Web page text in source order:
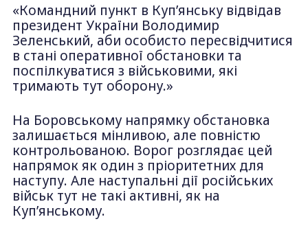
«Командний пункт в Куп’янську відвідав
президент України Володимир
Зеленський, аби особисто пересвідчитися
в стані оперативної обстановки та
поспілкуватися з військовими, які
тримають тут оборону.»
На Боровському напрямку обстановка
залишається мінливою, але повністю
контрольованою. Ворог розглядає цей
напрямок як один з пріоритетних для
наступу. Але наступальні дії російських
військ тут не такі активні, як на
Куп’янському.